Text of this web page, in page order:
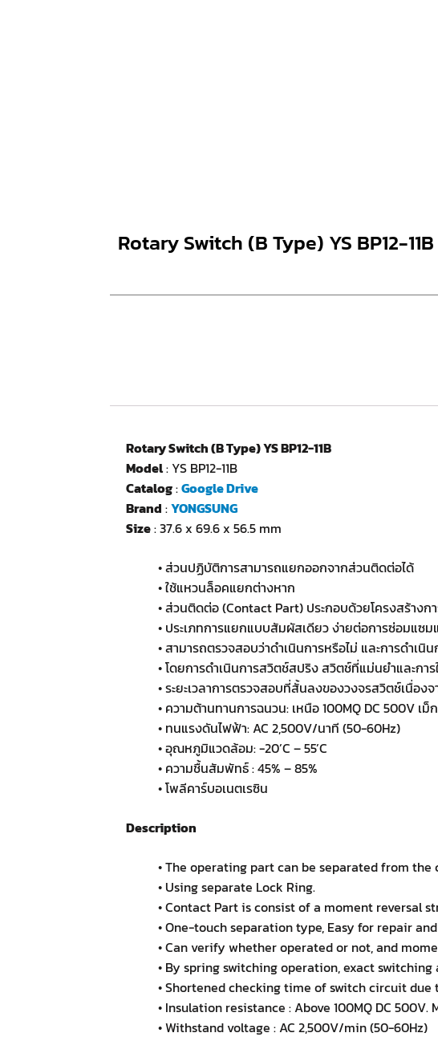
Rotary Switch (B Type) YS BP12-11B
Rotary Switch (B Type) YS BP12-11B
Model: YS BP12-11B
Catalog:Google Drive
Brand :YONGSUNG
Size: 37.6 x 69.6 x 56.5 mm
• ส่วนปฏิบัติการสามารถแยกออกจากส่วนติดต่อได้
• ใช้แหวนล็อคแยกต่างหาก
• ส่วนติดต่อ (Contact Part) ประกอบด้วยโครงสร้างก
• ประเภทการแยกแบบสัมผัสเดียว ง่ายต่อการซ่อมแซม
• สามารถตรวจสอบว่าดำเนินการหรือไม่ และการดำเ
• โดยการดำเนินการสวิตช์สปริง สวิตช์ที่แม่นยำและกา
• ระยะเวลาการตรวจสอบที่สั้นลงของวงจรสวิตช์เนื่อ
• ความต้านทานการฉนวน: เหนือ 100MQ DC 500V เม็ก
• ทนแรงดันไฟฟ้า: AC 2,500V/นาที (50-60Hz)
• อุณหภูมิแวดล้อม: -20’C – 55’C
• ความชื้นสัมพัทธ์ : 45% – 85%
• โพลีคาร์บอเนตเรซิน
Description
• The operating part can be separated from the
• Using separate Lock Ring.
• Contact Part is consist of a moment reversal
• One-touch separation type, Easy for repair
• Can verify whether operated or not, and
• By spring switching operation, exact
• Shortened checking time of switch circuit
• Insulation resistance : Above 100MQ DC 500V.
• Withstand voltage : AC 2,500V/min (50-60Hz)